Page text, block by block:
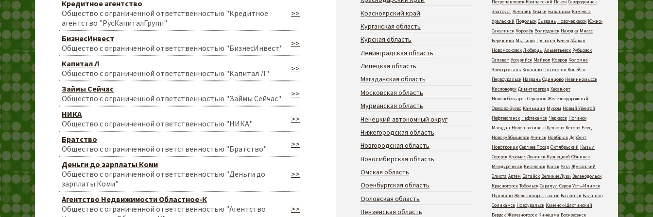
Кредитное агентство
Общество с ограниченной ответственностью "Кредитное
агентство "РусКапиталГрупп"
>>
БизнесИнвест
Общество с ограниченной ответственностью "БизнесИнвест"
>>
Капитал Л
Общество с ограниченной ответственностью "Капитал Л"
>>
Займы Сейчас
Общество с ограниченной ответственностью "Займы Сейчас"
>>
НИКА
Общество с ограниченной ответственностью "НИКА"
>>
Братство
Общество с ограниченной ответственностью "Братство"
>>
Деньги до зарплаты Коми
Общество с ограниченной ответственностью "Деньги до
зарплаты Коми"
>>
Агентство Недвижимости Областное-К
Общество с ограниченной ответственностью "Агентство
>>
Красноярский край
Курганская область
Курская область
Ленинградская область
Липецкая область
Магаданская область
Московская область
Мурманская область
Ненецкий автономный округ
Нижегородская область
Новгородская область
Новосибирская область
Омская область
Оренбургская область
Орловская область
Пензенская область
Петропавловск-Камчатский Псков Северодвинск
Златоуст Армавир Химки Балашиха Каменск-
Уральский Подольск Сызрань Новочеркасск Южно-
Сахалинск Королёв Волгодонск Находка Миасс
Березники Мытищи Грязовец Венёв Абакан
Новомосковск Люберцы Альметьевск Рубцовск
Салават Уссурийск Майкоп Ковров Коломна
Электросталь Колпино Пятигорск Копейск
Первоуральск Назрань Одинцово Невинномысск
Кисловодск Димитровград Хасавюрт
Новочебоксарск Серпухов Железнодорожный
Орехово-Зуево Камышин Муром Новый Уренгой
Нефтеюганск Нефтекамск Черкесск Ногинск
Магадан Новошахтинск Щёлково Кстово Елец
Новокуйбышевск Ачинск Ноябрьск Дербент
Новотроицк Сергиев Посад Октябрьский Кызыл
Северск Арзамас Ленинск-Кузнецкий Обнинск
Междуреченск Киселёвск Канск Ухта Жуковский
Элиста Артём Батайск Великие Луки Зеленодольск
Красногорск Тобольск Сарапул Серов Усть-Илимск
Пушкино Железногорск Глазов Воткинск Балашов
Соликамск Новоуральск Каменск-Шахтинский
Бердск Железногорск Кинешма Воскресенск